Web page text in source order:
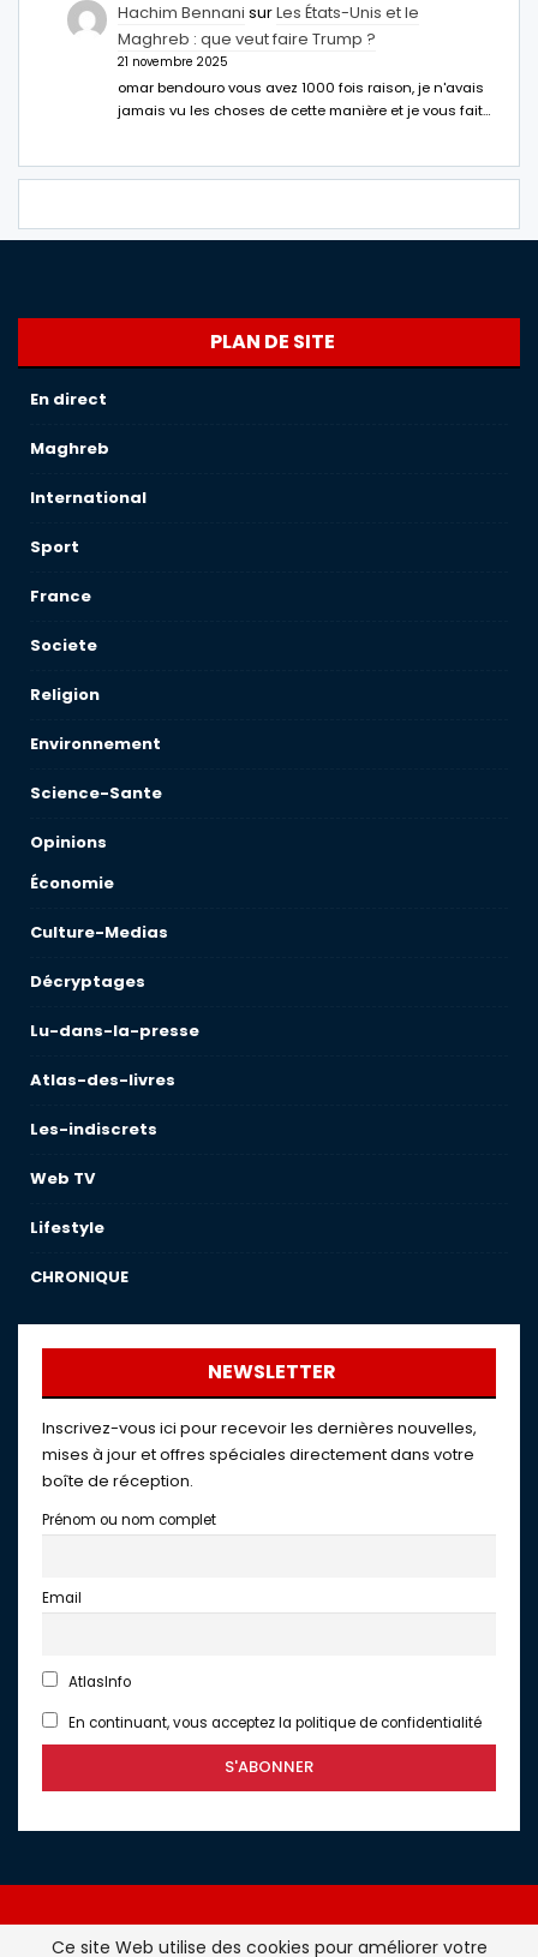
Hachim Bennani surLes États-Unis et le
Maghreb : que veut faire Trump ?
21 novembre 2025
omar bendouro vous avez 1000 fois raison, je n'avais
jamais vu les choses de cette manière et je vous fait…
PLAN DE SITE
En direct
Maghreb
International
Sport
France
Societe
Religion
Environnement
Science-Sante
Opinions
Économie
Culture-Medias
Décryptages
Lu-dans-la-presse
Atlas-des-livres
Les-indiscrets
Web TV
Lifestyle
CHRONIQUE
NEWSLETTER
Inscrivez-vous ici pour recevoir les dernières nouvelles,
mises à jour et offres spéciales directement dans votre
boîte de réception.
Prénom ou nom complet
Email
AtlasInfo
En continuant, vous acceptez la politique de confidentialité
Ce site Web utilise des cookies pour améliorer votre